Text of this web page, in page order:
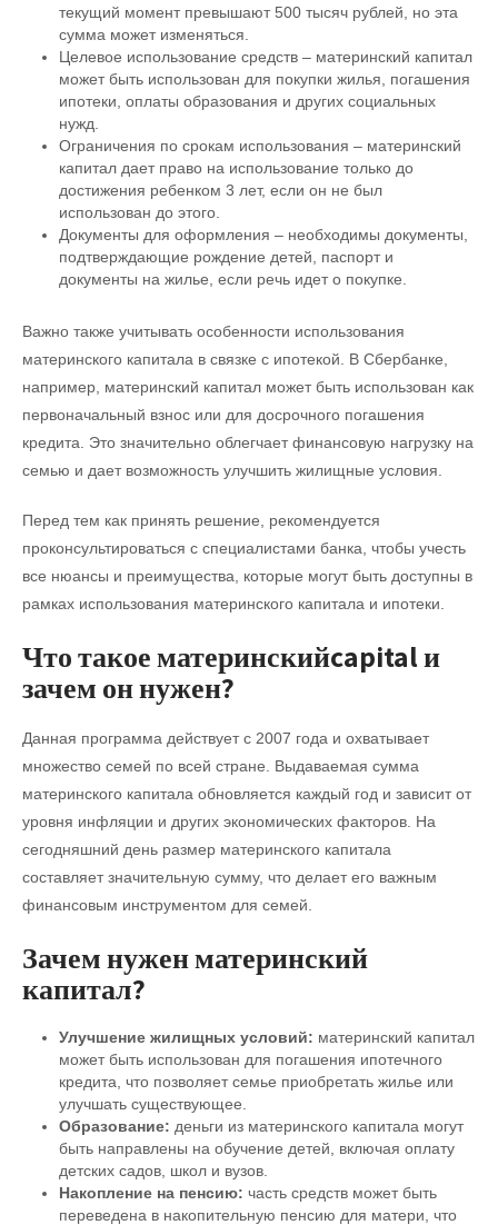
текущий момент превышают 500 тысяч рублей, но эта
сумма может изменяться.
Целевое использование средств – материнский капитал
может быть использован для покупки жилья, погашения
ипотеки, оплаты образования и других социальных
нужд.
Ограничения по срокам использования – материнский
капитал дает право на использование только до
достижения ребенком 3 лет, если он не был
использован до этого.
Документы для оформления – необходимы документы,
подтверждающие рождение детей, паспорт и
документы на жилье, если речь идет о покупке.
Важно также учитывать особенности использования
материнского капитала в связке с ипотекой. В Сбербанке,
например, материнский капитал может быть использован как
первоначальный взнос или для досрочного погашения
кредита. Это значительно облегчает финансовую нагрузку на
семью и дает возможность улучшить жилищные условия.
Перед тем как принять решение, рекомендуется
проконсультироваться с специалистами банка, чтобы учесть
все нюансы и преимущества, которые могут быть доступны в
рамках использования материнского капитала и ипотеки.
Что такое материнскийcapital и
зачем он нужен?
Данная программа действует с 2007 года и охватывает
множество семей по всей стране. Выдаваемая сумма
материнского капитала обновляется каждый год и зависит от
уровня инфляции и других экономических факторов. На
сегодняшний день размер материнского капитала
составляет значительную сумму, что делает его важным
финансовым инструментом для семей.
Зачем нужен материнский
капитал?
Улучшение жилищных условий: материнский капитал
может быть использован для погашения ипотечного
кредита, что позволяет семье приобретать жилье или
улучшать существующее.
Образование: деньги из материнского капитала могут
быть направлены на обучение детей, включая оплату
детских садов, школ и вузов.
Накопление на пенсию: часть средств может быть
переведена в накопительную пенсию для матери, что